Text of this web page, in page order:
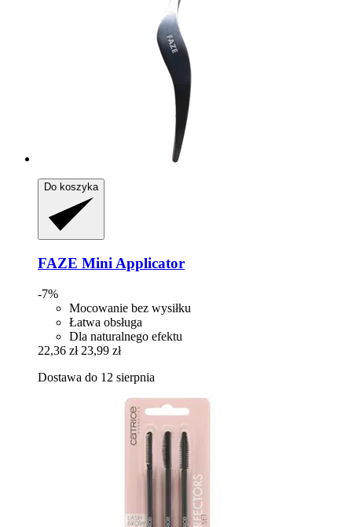
Do koszyka
FAZE Mini Applicator
-7%
Mocowanie bez wysiłku
Łatwa obsługa
Dla naturalnego efektu
22,36 zł 23,99 zł
Dostawa do 12 sierpnia